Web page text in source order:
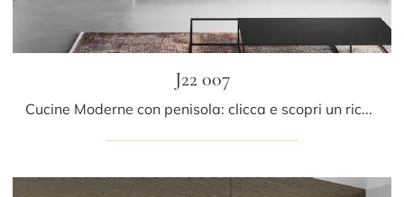
J22 007
Cucine Moderne con penisola: clicca e scopri un ricco catalogo di soluzioni dell'azienda Ar-due, tra cui il modello J22 007.